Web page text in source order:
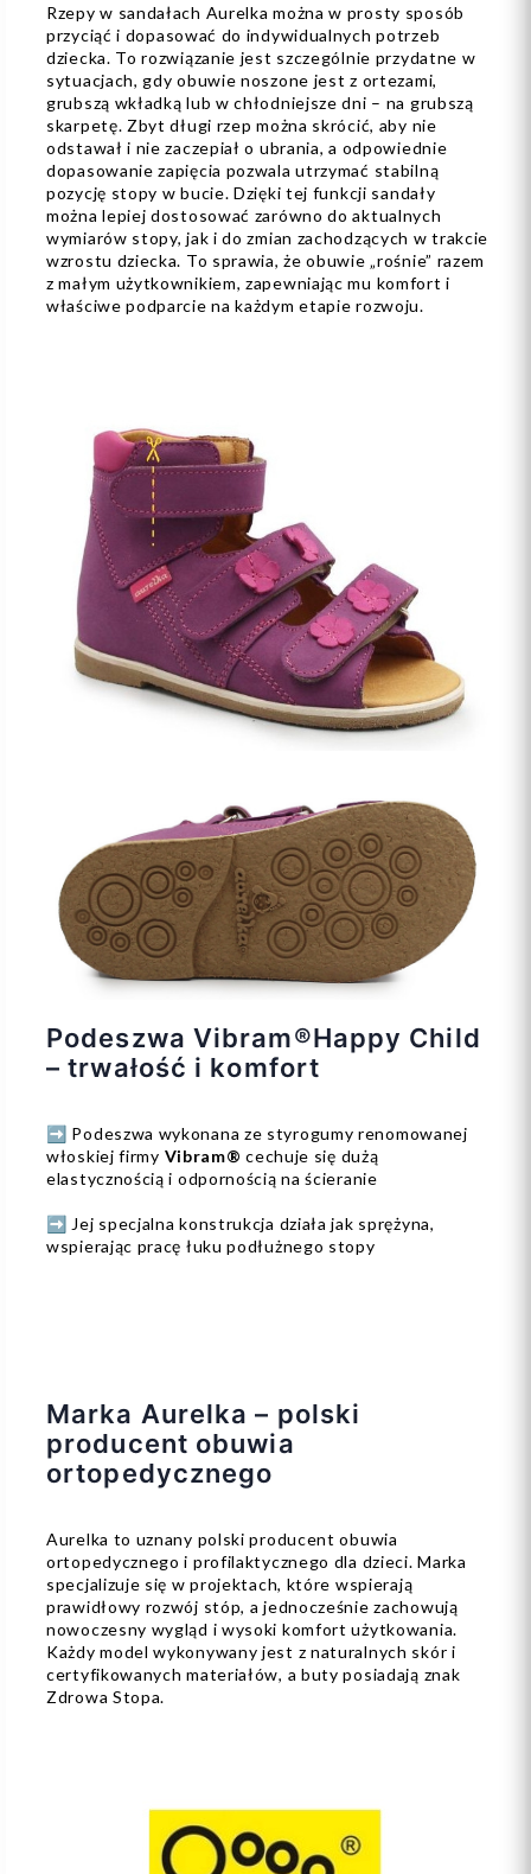
Rzepy w sandałach Aurelka można w prosty sposób
przyciąć i dopasować do indywidualnych potrzeb
dziecka. To rozwiązanie jest szczególnie przydatne w
sytuacjach, gdy obuwie noszone jest z ortezami,
grubszą wkładką lub w chłodniejsze dni – na grubszą
skarpetę. Zbyt długi rzep można skrócić, aby nie
odstawał i nie zaczepiał o ubrania, a odpowiednie
dopasowanie zapięcia pozwala utrzymać stabilną
pozycję stopy w bucie. Dzięki tej funkcji sandały
można lepiej dostosować zarówno do aktualnych
wymiarów stopy, jak i do zmian zachodzących w trakcie
wzrostu dziecka. To sprawia, że obuwie „rośnie” razem
z małym użytkownikiem, zapewniając mu komfort i
właściwe podparcie na każdym etapie rozwoju.
Podeszwa Vibram®Happy Child
– trwałość i komfort
➡️ Podeszwa wykonana ze styrogumy renomowanej
włoskiej firmy Vibram® cechuje się dużą
elastycznością i odpornością na ścieranie
➡️ Jej specjalna konstrukcja działa jak sprężyna,
wspierając pracę łuku podłużnego stopy
Marka Aurelka – polski
producent obuwia
ortopedycznego
Aurelka to uznany polski producent obuwia
ortopedycznego i profilaktycznego dla dzieci. Marka
specjalizuje się w projektach, które wspierają
prawidłowy rozwój stóp, a jednocześnie zachowują
nowoczesny wygląd i wysoki komfort użytkowania.
Każdy model wykonywany jest z naturalnych skór i
certyfikowanych materiałów, a buty posiadają znak
Zdrowa Stopa.